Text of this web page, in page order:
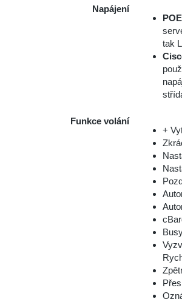
Napájení
tak
Funkce volání
+